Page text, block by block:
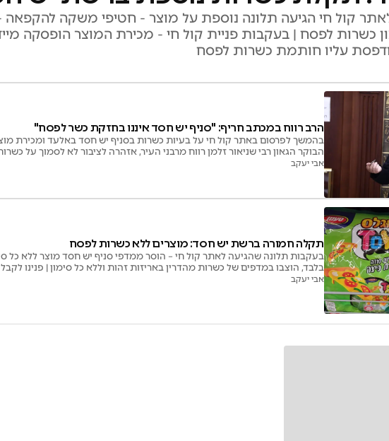
קול חי הגיעה תלונה נוספת על מוצר - חטיפי משקה להקפאה
כשרות לפסח | בעקבות פניית קול חי - מכירת המוצר הופסקה
עליו חותמת כשרות לפסח
הרב רווח במכתב חריף: "סניף יש חסד איננו בחזקת כשר לפסח"
בהמשך לפרסום באתר קול חי על בעיות כשרות בסניף יש חסד באלעד ומכירת
הבוקר הגאון רבי שניאור זלמן רווח מרבני העיר, אזהרה לציבור לא לסמוך על
את הנהלת הרשת וכותב: "למרות כל הפניות בכל הדרכים המוצרים עדיין שם. ולכן
אבי יעקב
תקלה חמורה ברשת יש חסד: מוצרים ללא כשרות לפסח
בעקבות תלונה שהגיעה לאתר קול חי – הוסר ממדפי סניף יש חסד מוצר ללא כל
בלבד, הוצבו במדפים של כשרות מהדרין באריזות זהות וללא כל סימון | פנינו
אבי יעקב